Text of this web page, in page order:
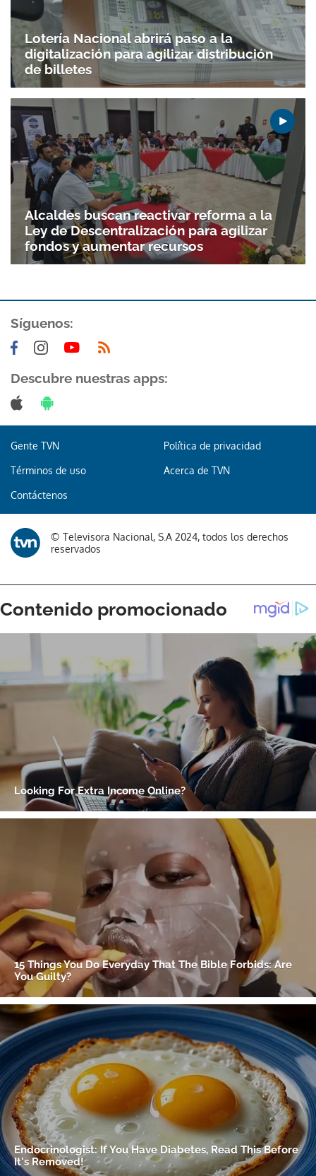
Gracias por suscribirte a nuestro boletín.
ACEPTAR
Lotería Nacional abrirá paso a la
digitalización para agilizar distribución
de billetes
Alcaldes buscan reactivar reforma a la
Ley de Descentralización para agilizar
fondos y aumentar recursos
Síguenos:
Descubre nuestras apps:
Gente TVN Política de privacidad
Términos de uso Acerca de TVN
Contáctenos
© Televisora Nacional, S.A 2024, todos los derechos
reservados